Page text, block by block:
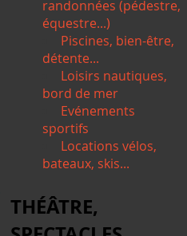
randonnées (pédestre,
équestre...)
Piscines, bien-être,
détente...
Loisirs nautiques,
bord de mer
Evénements
sportifs
Locations vélos,
bateaux, skis...
THÉÂTRE,